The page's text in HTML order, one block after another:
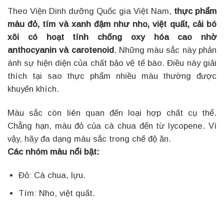
Theo Viện Dinh dưỡng Quốc gia Việt Nam, thực phẩm
màu đỏ, tím và xanh đậm như nho, việt quất, cải bó
xôi có hoạt tính chống oxy hóa cao nhờ
anthocyanin và carotenoid. Những màu sắc này phản
ánh sự hiện diện của chất bảo vệ tế bào. Điều này giải
thích tại sao thực phẩm nhiều màu thường được
khuyến khích.
Màu sắc còn liên quan đến loại hợp chất cụ thể.
Chẳng hạn, màu đỏ của cà chua đến từ lycopene. Vì
vậy, hãy đa dạng màu sắc trong chế độ ăn.
Các nhóm màu nổi bật:
Đỏ: Cà chua, lựu.
Tím: Nho, việt quất.